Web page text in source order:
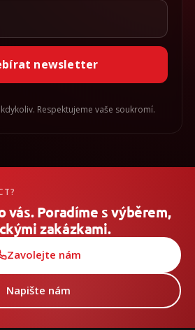
newsletter
Respektujeme vaše soukromí.
vás. Poradíme s výběrem,
zakázkami.
Zavolejte nám
Napište nám